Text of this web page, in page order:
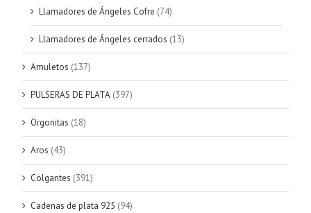
Llamadores de Ángeles Cofre (74)
Llamadores de Ángeles cerrados (13)
Amuletos (137)
PULSERAS DE PLATA (397)
Orgonitas (18)
Aros (43)
Colgantes (391)
Cadenas de plata 925 (94)